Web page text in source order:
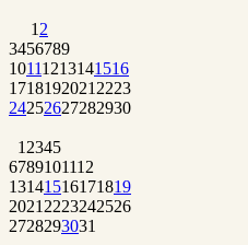
1 2
3456789
10111213141516
1718192021 2223
24252627282930
1 2345
6789101112
13141516171819
2021 2223242526
2728293031